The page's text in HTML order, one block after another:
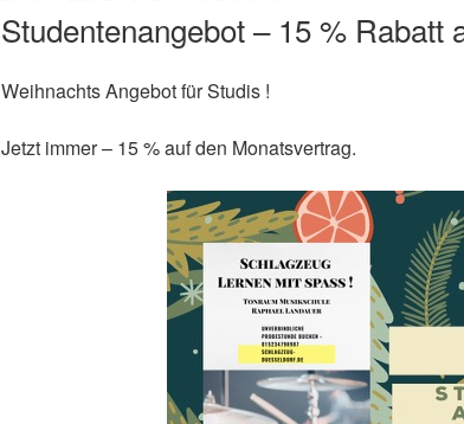
Studentenangebot – 15 % Rabatt
Weihnachts Angebot für Studis !
Jetzt immer – 15 % auf den Monatsvertrag.